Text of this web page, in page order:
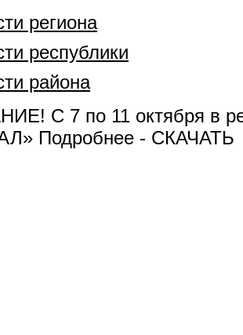
региона
республики
района
С 7 по 11 октября в
Подробнее -